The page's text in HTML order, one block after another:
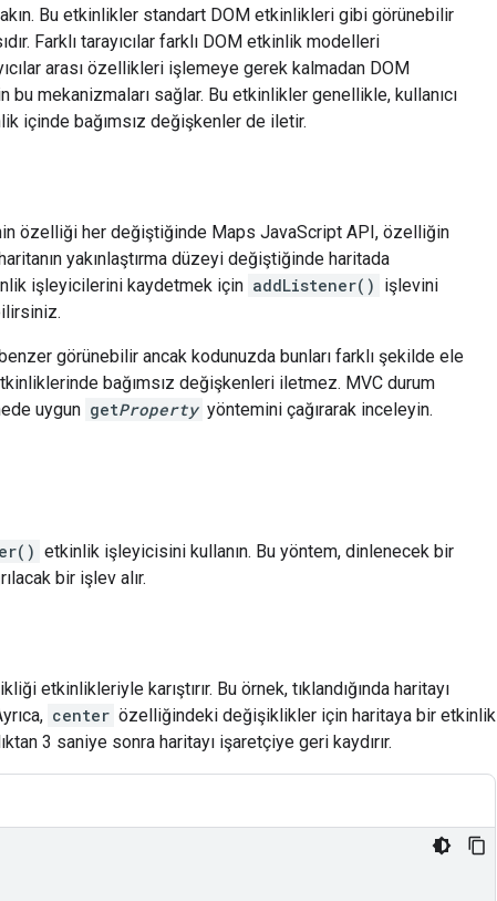
Bu etkinlikler standart DOM etkinlikleri gibi görünebilir
Farklı tarayıcılar farklı DOM etkinlik modelleri
arası özellikleri işlemeye gerek kalmadan DOM
mekanizmaları sağlar. Bu etkinlikler genellikle, kullanıcı
içinde bağımsız değişkenler de iletir.
özelliği her değiştiğinde Maps JavaScript API, özelliğin
yakınlaştırma düzeyi değiştiğinde haritada
işleyicilerini kaydetmek için addListener() işlevini
görünebilir ancak kodunuzda bunları farklı şekilde ele
bağımsız değişkenleri iletmez. MVC durum
uygun getProperty yöntemini çağırarak inceleyin.
etkinlik işleyicisini kullanın. Bu yöntem, dinlenecek bir
bir işlev alır.
etkinlikleriyle karıştırır. Bu örnek, tıklandığında haritayı
center özelliğindeki değişiklikler için haritaya bir etkinlik
3 saniye sonra haritayı işaretçiye geri kaydırır.